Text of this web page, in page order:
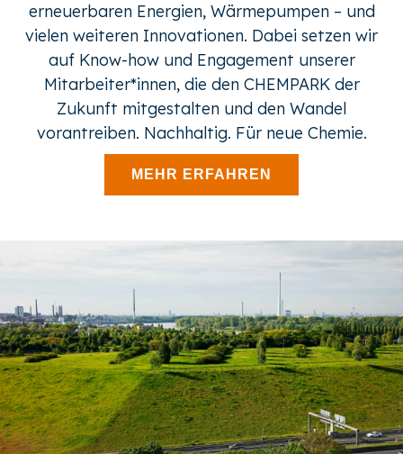
erneuerbaren Energien, Wärmepumpen – und
vielen weiteren Innovationen. Dabei setzen wir
auf Know-how und Engagement unserer
Mitarbeiter*innen, die den CHEMPARK der
Zukunft mitgestalten und den Wandel
vorantreiben. Nachhaltig. Für neue Chemie.
MEHR ERFAHREN